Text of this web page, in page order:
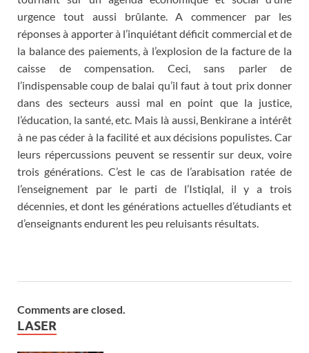
urgence tout aussi brûlante. A commencer par les
réponses à apporter à l’inquiétant déficit commercial et de
la balance des paiements, à l’explosion de la facture de la
caisse de compensation. Ceci, sans parler de
l’indispensable coup de balai qu’il faut à tout prix donner
dans des secteurs aussi mal en point que la justice,
l’éducation, la santé, etc. Mais là aussi, Benkirane a intérêt
à ne pas céder à la facilité et aux décisions populistes. Car
leurs répercussions peuvent se ressentir sur deux, voire
trois générations. C’est le cas de l’arabisation ratée de
l’enseignement par le parti de l’Istiqlal, il y a trois
décennies, et dont les générations actuelles d’étudiants et
d’enseignants endurent les peu reluisants résultats.
Comments are closed.
LASER